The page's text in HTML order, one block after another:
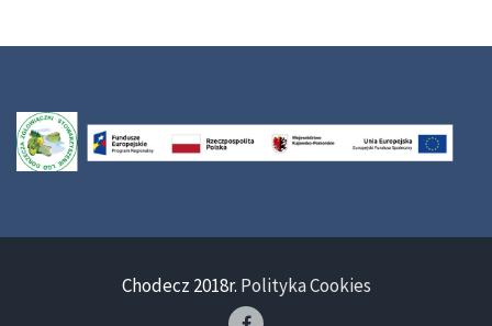
Chodecz 2018r. Polityka Cookies